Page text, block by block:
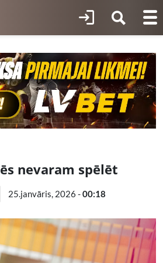
nevaram spēlēt
25.janvāris, 2026 -00:18